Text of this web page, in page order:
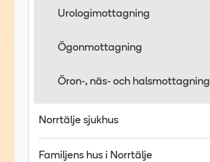
Urologimottagning
Ögonmottagning
Öron-, näs- och halsmottagning
Norrtälje sjukhus
Familjens hus i Norrtälje